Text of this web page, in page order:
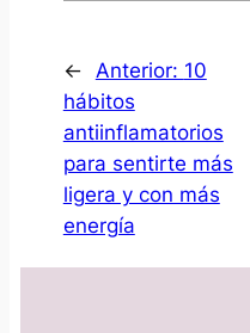
← Anterior: 10
hábitos
antiinflamatorios
para sentirte más
ligera y con más
energía